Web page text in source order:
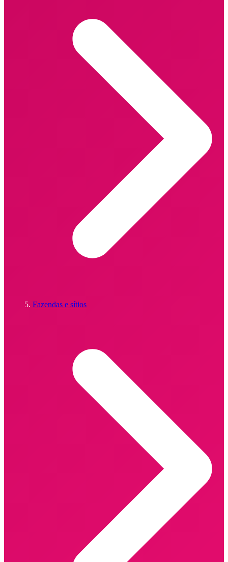
Fazendas e sítios